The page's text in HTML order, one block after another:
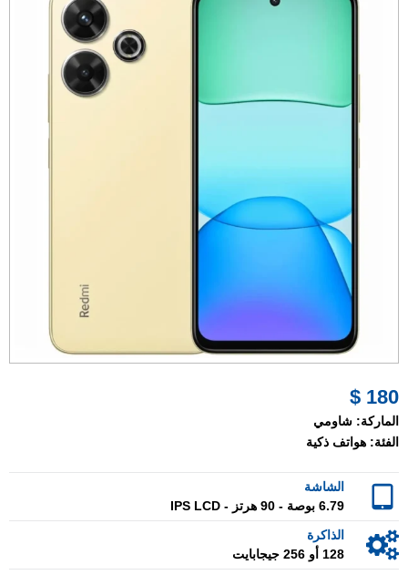
180 $
الماركة: شاومي
الفئة: هواتف ذكية
الشاشة
6.79 بوصة - 90 هرتز - IPS LCD
الذاكرة
128 أو 256 جيجابايت